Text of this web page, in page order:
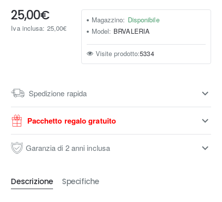
25,00€
Iva inclusa: 25,00€
Magazzino: Disponibile
Model: BRVALERIA
Visite prodotto:5334
Spedizione rapida
Pacchetto regalo gratuito
Garanzia di 2 anni inclusa
Descrizione Specifiche